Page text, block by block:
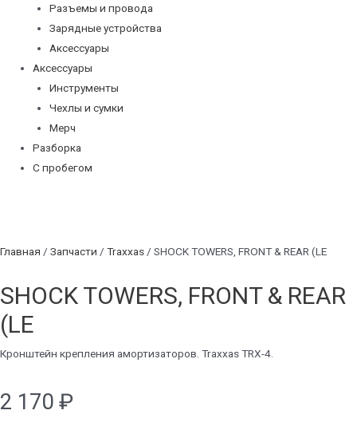
Разъемы и провода
Зарядные устройства
Аксессуары
Аксессуары
Инструменты
Чехлы и сумки
Мерч
Разборка
С пробегом
Главная / Запчасти / Traxxas / SHOCK TOWERS, FRONT & REAR (LE
SHOCK TOWERS, FRONT & REAR
(LE
Кронштейн крепления амортизаторов. Traxxas TRX-4.
2 170 ₽